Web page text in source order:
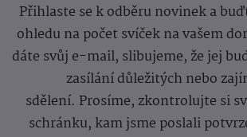
Přihlaste se k odběru novinek a
ohledu na počet svíček na vašem
dáte svůj e-mail, slibujeme, že jej
zasílání důležitých nebo
sdělení. Prosíme, zkontrolujte si
schránku, kam jsme poslali